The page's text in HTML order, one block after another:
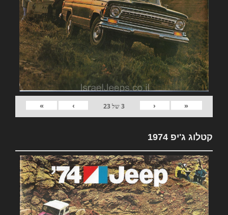
«
‹
3של23
›
»
קטלוג ג'יפ 1974